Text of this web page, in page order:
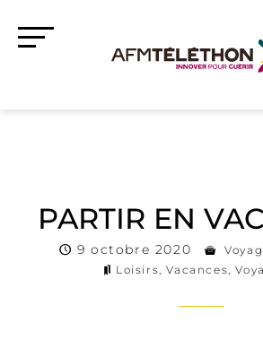
PARTIR EN
9 octobre 2020
Loisirs,Vacances,